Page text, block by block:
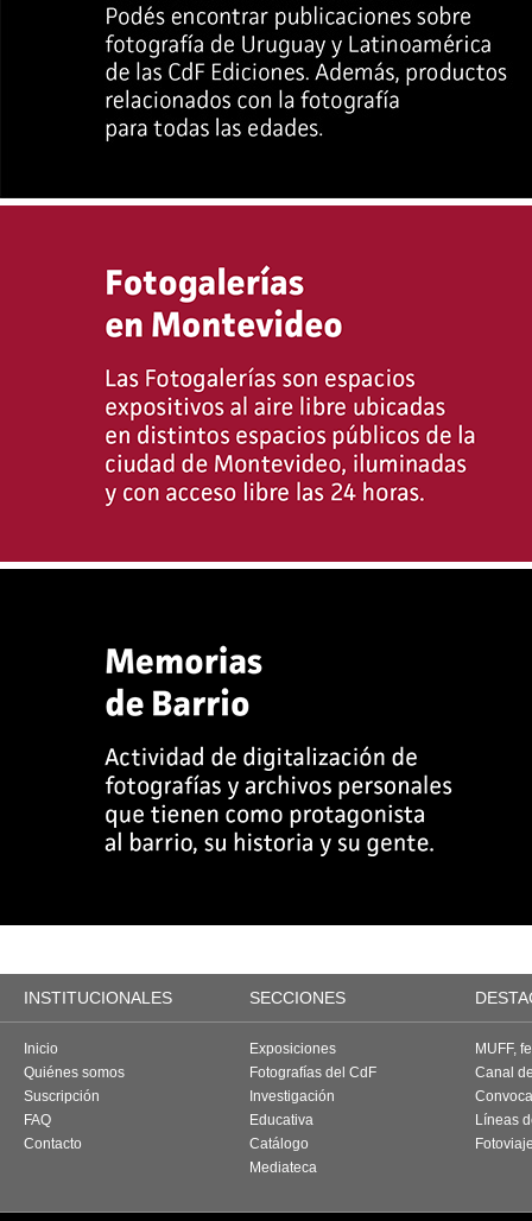
INSTITUCIONALES SECCIONES
Inicio
Quiénes somos
Suscripción
FAQ
Contacto
Exposiciones
Fotografías del CdF
Investigación
Educativa
Catálogo
Mediateca
MUFF,
Canal
Líneas